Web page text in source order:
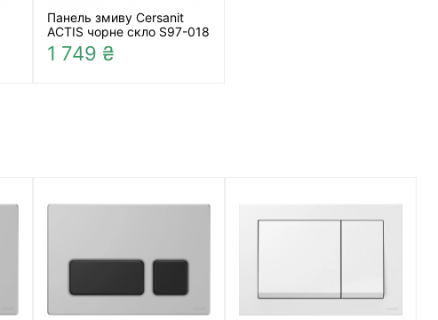
Панель змиву Cersanit
ACTIS чорне скло S97-018
1 749 ₴